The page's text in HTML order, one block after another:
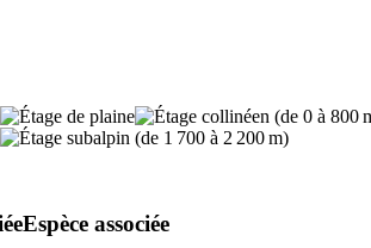
Espèce associée